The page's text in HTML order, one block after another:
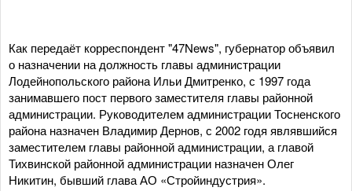
Как передаёт корреспондент "47News", губернатор объявил
о назначении на должность главы администрации
Лодейнопольского района Ильи Дмитренко, с 1997 года
занимавшего пост первого заместителя главы районной
администрации. Руководителем администрации Тосненского
района назначен Владимир Дернов, с 2002 годя являвшийся
заместителем главы районной администрации, а главой
Тихвинской районной администрации назначен Олег
Никитин, бывший глава АО «Стройиндустрия».